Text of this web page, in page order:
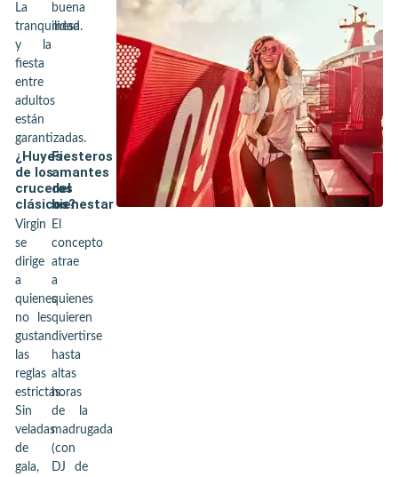
La
tranquilidad
y la
fiesta
entre
adultos
están
garantizadas.
buena
mesa.
¿Huyes
de los
cruceros
clásicos?
Virgin
se
dirige
a
quienes
no les
gustan
las
reglas
estrictas.
Sin
veladas
de
gala,
Fiesteros
amantes
del
bienestar
El
concepto
atrae
a
quienes
quieren
divertirse
hasta
altas
horas
de la
madrugada
(con
DJ de